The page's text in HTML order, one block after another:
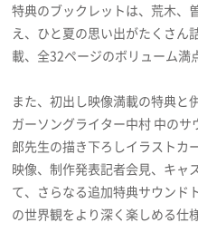
特典のブックレットは、荒木、
え、ひと夏の思い出がたくさん
載、全32ページのボリューム満
また、初出し映像満載の特典と
ガーソングライター中村 中の
郎先生の描き下ろしイラストカ
映像、制作発表記者会見、キャ
て、さらなる追加特典サウンド
の世界観をより深く楽しめる仕